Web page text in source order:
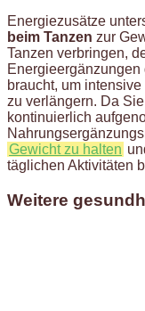
Energiezusätze
beim Tanzen zur
Tanzen verbringen,
braucht, um
zu verlängern. Da
kontinuierlich
Gewicht zu halten
täglichen Aktivitäten
Weitere